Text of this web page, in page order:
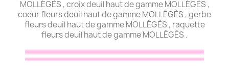
MOLLÉGÈS , croix deuil haut de gamme MOLLÉGÈS ,
coeur fleurs deuil haut de gamme MOLLÉGÈS , gerbe
fleurs deuil haut de gamme MOLLÉGÈS , raquette
fleurs deuil haut de gamme MOLLÉGÈS .